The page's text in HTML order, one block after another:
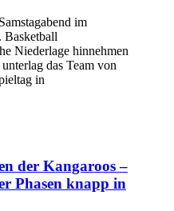
im
Niederlage hinnehmen
das Team von
in
der Kangaroos –
Phasen knapp in